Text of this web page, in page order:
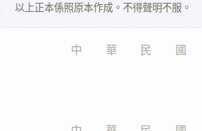
以上正本係照原本作成。不得聲明不服。
中　　華　　民　　國